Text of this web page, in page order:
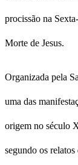
procissão na
Morte de Jesus.
Organizada pela
uma das
origem no século
segundo os